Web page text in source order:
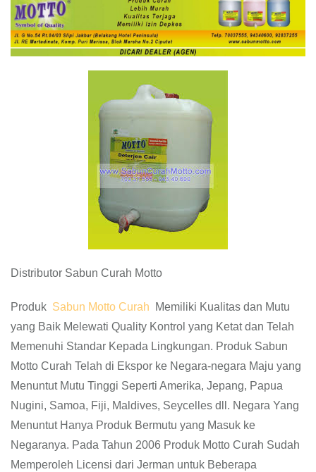
Distributor Sabun Curah Motto
Produk Sabun Motto Curah
Memiliki Kualitas dan Mutu
yang Baik Melewati Quality Kontrol yang Ketat dan Telah
Memenuhi Standar Kepada Lingkungan. Produk Sabun
Motto Curah Telah di Ekspor ke Negara-negara Maju yang
Menuntut Mutu Tinggi Seperti Amerika, Jepang, Papua
Nugini, Samoa, Fiji, Maldives, Seycelles dll. Negara Yang
Menuntut Hanya Produk Bermutu yang Masuk ke
Negaranya. Pada Tahun 2006 Produk Motto Curah Sudah
Memperoleh Licensi dari Jerman untuk Beberapa